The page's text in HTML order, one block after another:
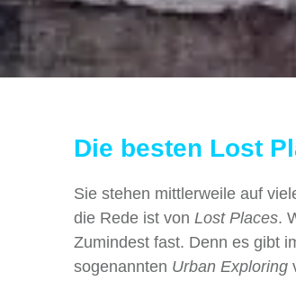
Die besten Lost
Sie stehen mittlerweile auf
die Rede ist von Lost Places.
Zumindest fast. Denn es gibt
sogenannten Urban Exploring